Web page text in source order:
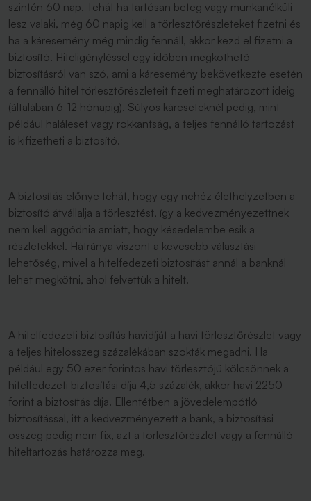
szintén 60 nap. Tehát ha tartósan beteg vagy munkanélküli
lesz valaki, még 60 napig kell a törlesztőrészleteket fizetni és
ha a káresemény még mindig fennáll, akkor kezd el fizetni a
biztosító. Hiteligényléssel egy időben megköthető
biztosításról van szó, ami a káresemény bekövetkezte esetén
a fennálló hitel törlesztőrészleteit fizeti meghatározott ideig
(általában 6-12 hónapig). Súlyos káreseteknél pedig, mint
például haláleset vagy rokkantság, a teljes fennálló tartozást
is kifizetheti a biztosító.
A biztosítás előnye tehát, hogy egy nehéz élethelyzetben a
biztosító átvállalja a törlesztést, így a kedvezményezettnek
nem kell aggódnia amiatt, hogy késedelembe esik a
részletekkel. Hátránya viszont a kevesebb választási
lehetőség, mivel a hitelfedezeti biztosítást annál a banknál
lehet megkötni, ahol felvettük a hitelt.
A hitelfedezeti biztosítás havidíját a havi törlesztőrészlet vagy
a teljes hitelösszeg százalékában szokták megadni. Ha
például egy 50 ezer forintos havi törlesztőjű kölcsönnek a
hitelfedezeti biztosítási díja 4,5 százalék, akkor havi 2250
forint a biztosítás díja. Ellentétben a jövedelempótló
biztosítással, itt a kedvezményezett a bank, a biztosítási
összeg pedig nem fix, azt a törlesztőrészlet vagy a fennálló
hiteltartozás határozza meg.